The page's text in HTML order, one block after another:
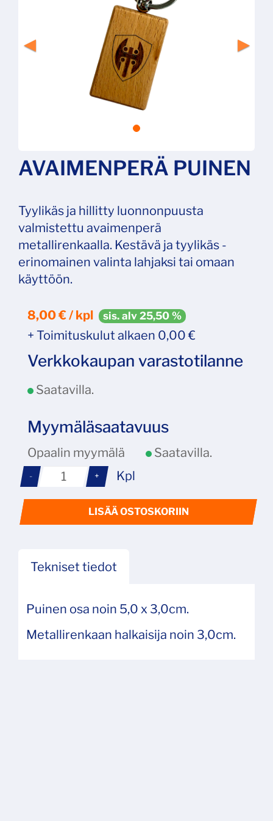
AVAIMENPERÄ PUINEN
Tyylikäs ja hillitty luonnonpuusta
valmistettu avaimenperä
metallirenkaalla. Kestävä ja tyylikäs -
erinomainen valinta lahjaksi tai omaan
käyttöön.
8,00 € / kpl sis. alv 25,50 %
+ Toimituskulut alkaen 0,00 €
Verkkokaupan varastotilanne
Saatavilla.
Myymäläsaatavuus
Opaalin myymälä Saatavilla.
- + Kpl
LISÄÄ OSTOSKORIIN
Tekniset tiedot
Puinen osa noin 5,0 x 3,0cm.
Metallirenkaan halkaisija noin 3,0cm.